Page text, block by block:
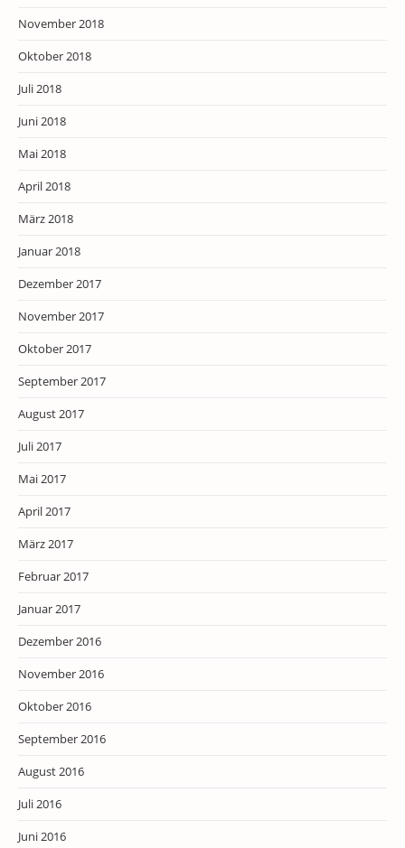
November 2018
Oktober 2018
Juli 2018
Juni 2018
Mai 2018
April 2018
März 2018
Januar 2018
Dezember 2017
November 2017
Oktober 2017
September 2017
August 2017
Juli 2017
Mai 2017
April 2017
März 2017
Februar 2017
Januar 2017
Dezember 2016
November 2016
Oktober 2016
September 2016
August 2016
Juli 2016
Juni 2016